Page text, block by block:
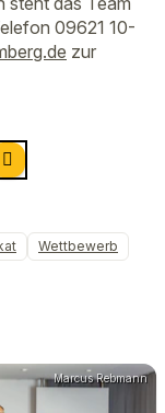
09621 10-
zur
Wettbewerb
Marcus Rebmann